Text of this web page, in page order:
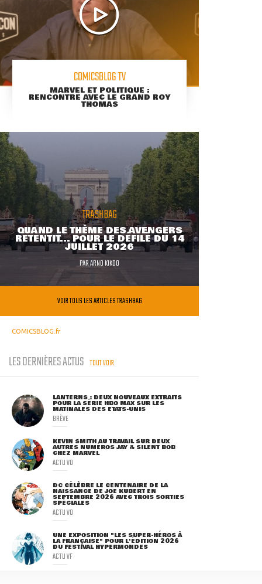
COMICSBLOG TV
MARVEL ET POLITIQUE :
RENCONTRE AVEC LE GRAND ROY
THOMAS
TRASHBAG
QUAND LE THÈME DES AVENGERS
RETENTIT... POUR LE DÉFILÉ DU 14
JUILLET 2026
PARARNO KIKOO
VOIR TOUS LES ARTICLES TRASHBAG
COMICSBLOG.fr
LES DERNIÈRES ACTUS TOUT VOIR
LANTERNS : DEUX NOUVEAUX EXTRAITS
POUR LA SÉRIE HBO MAX SUR LES
MATINALES DES ETATS-UNIS
BRÈVE
KEVIN SMITH AU TRAVAIL SUR DEUX
AUTRES NUMÉROS JAY & SILENT BOB
CHEZ MARVEL
ACTU VO
DC CÉLÈBRE LE CENTENAIRE DE LA
NAISSANCE DE JOE KUBERT EN
SEPTEMBRE 2026 AVEC TROIS SORTIES
SPÉCIALES
ACTU VO
UNE EXPOSITION "LES SUPER-HÉROS À
LA FRANÇAISE" POUR L'ÉDITION 2026
DU FESTIVAL HYPERMONDES
ACTU VF